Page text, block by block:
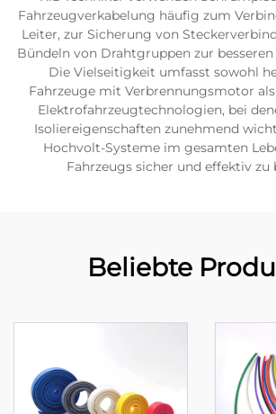
Fahrzeugverkabelung häufig zum
Leiter, zur Sicherung von
Bündeln von Drahtgruppen zur
Die Vielseitigkeit umfasst sowohl
Fahrzeuge mit Verbrennungsmotor
Elektrofahrzeugtechnologien, bei
Isoliereigenschaften zunehmend
Hochvolt-Systeme im gesamten
Fahrzeugs sicher und effektiv zu
Beliebte